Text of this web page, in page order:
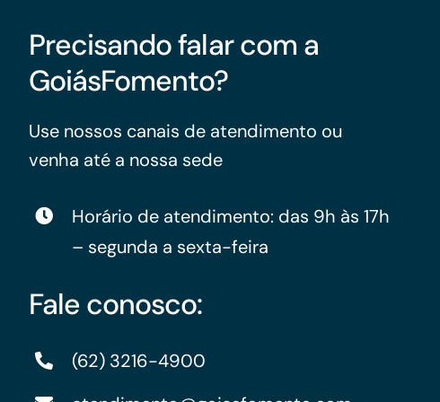
Precisando falar com a
GoiásFomento?
Use nossos canais de atendimento ou
venha até a nossa sede
Horário de atendimento: das 9h às 17h
– segunda a sexta-feira
Fale conosco:
(62) 3216-4900